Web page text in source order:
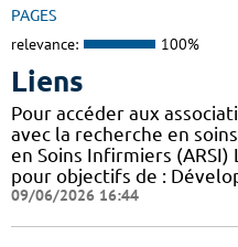
PAGES
relevance: 100%
Liens
Pour accéder aux
avec la recherche en
en Soins Infirmiers (ARSI)
pour objectifs de :
09/06/2026 16:44